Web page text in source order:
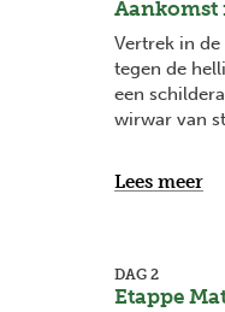
Aankomst
Vertrek in
tegen de
een
wirwar van
Lees meer
DAG 2
Etappe